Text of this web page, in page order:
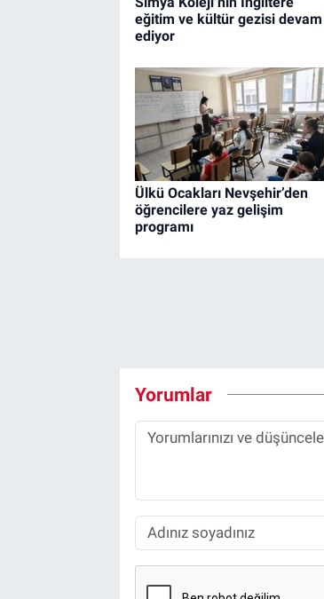
eğitim ve kültür gezisi devam
ediyor
Ülkü Ocakları Nevşehir’den
öğrencilere yaz gelişim
programı
Yorumlar